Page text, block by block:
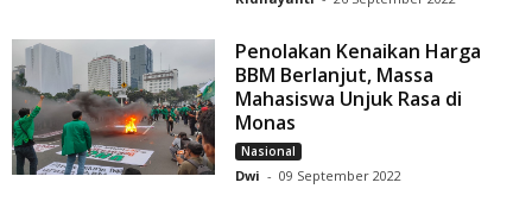
Penolakan Kenaikan Harga
BBM Berlanjut, Massa
Mahasiswa Unjuk Rasa di
Monas
Nasional
Dwi - 09 September 2022